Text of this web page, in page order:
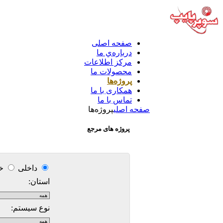
صفحه اصلی
درباره‌ي ما
مركز اطلاعات
محصولات ما
پروژه‌ها
همکاری با ما
تماس با ما
صفحه اصلیپروژه‌ها
پروژه های مرجع
داخلی
استان:
نوع سیستم: